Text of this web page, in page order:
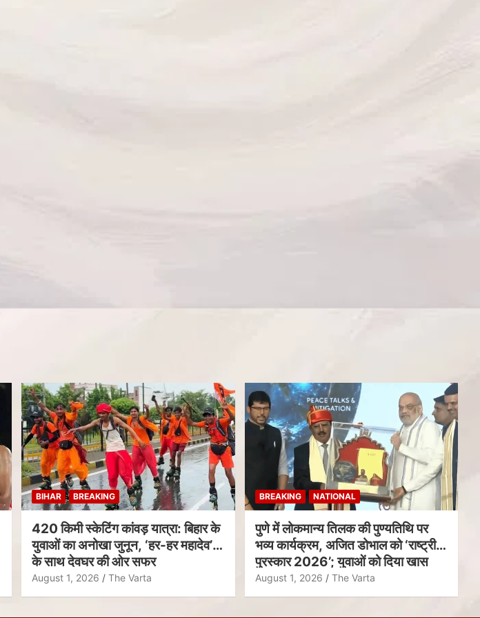
BIHAR BREAKING
420 किमी स्केटिंग कांवड़ यात्रा: बिहार के
युवाओं का अनोखा जुनून, ‘हर-हर महादेव’
के साथ देवघर की ओर सफर
August 1, 2026 The Varta
BREAKING NATIONAL
पुणे में लोकमान्य तिलक की पुण्यतिथि पर
भव्य कार्यक्रम, अजित डोभाल को ‘राष्ट्रीय
पुरस्कार 2026’; युवाओं को दिया खास
संदेश
August 1, 2026 The Varta